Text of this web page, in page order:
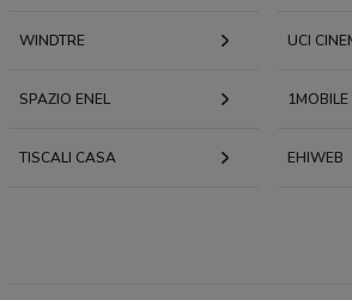
WINDTRE UCI
SPAZIO ENEL 1MOBILE
TISCALI CASA EHIWEB